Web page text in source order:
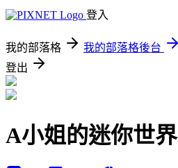
登入
我的部落格 我的部落格後台
登出
A小姐的迷你世界